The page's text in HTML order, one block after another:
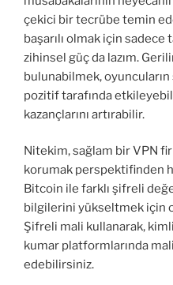
çekici bir tecrübe temin
başarılı olmak için sadece
zihinsel güç da lazım.
bulunabilmek, oyuncuların
pozitif tarafında
kazançlarını artırabilir.
Nitekim, sağlam bir VPN
korumak perspektifinden
Bitcoin ile farklı şifreli
bilgilerini yükseltmek için
Şifreli mali kullanarak,
kumar platformlarında
edebilirsiniz.